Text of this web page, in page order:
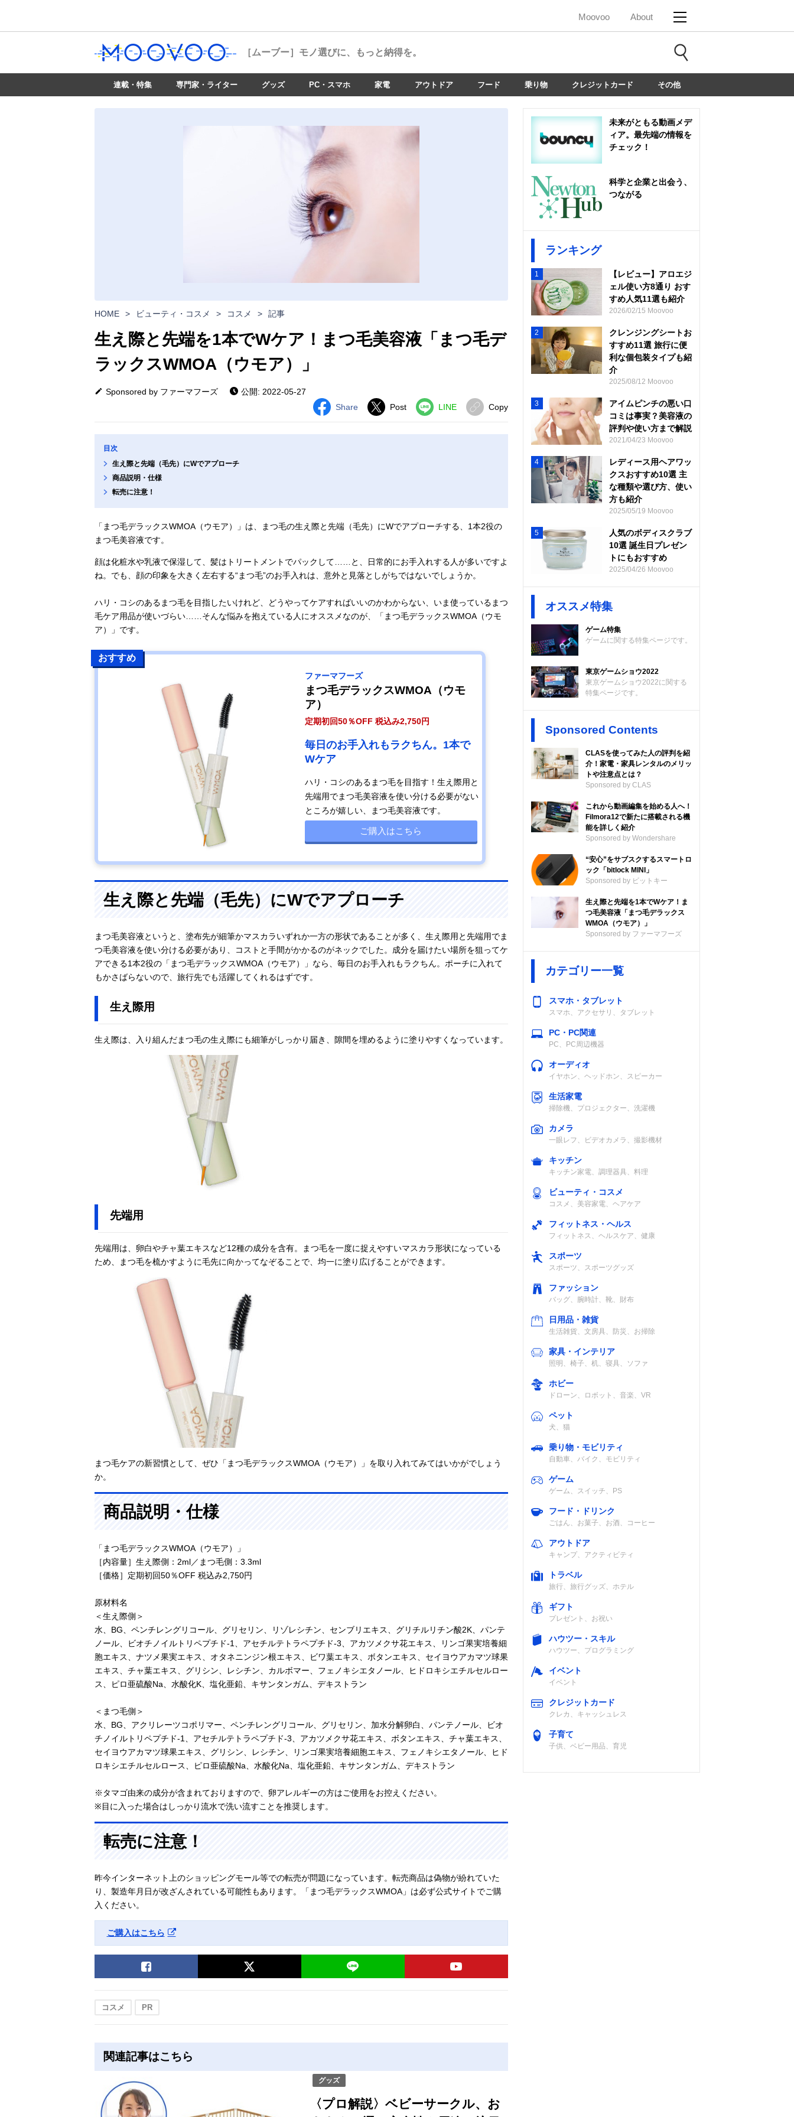
Moovoo About
［ムーブー］ モノ選びに、もっと納得を。
連載・特集 専門家・ライター グッズ PC・スマホ 家電 アウトドア フード 乗り物 クレジットカード その他
HOME > ビューティ・コスメ > コスメ > 記事
生え際と先端を1本でWケア！まつ毛美容液「まつ毛デ
ラックスWMOA（ウモア）」
Sponsored by ファーマフーズ
公開: 2022-05-27
Share
Post LINE Copy
目次
生え際と先端（毛先）にWでアプローチ
商品説明・仕様
転売に注意！
「まつ毛デラックスWMOA（ウモア）」は、まつ毛の生え際と先端（毛先）にWでアプローチする、1本2役の
まつ毛美容液です。
顔は化粧水や乳液で保湿して、髪はトリートメントでパックして……と、日常的にお手入れする人が多いですよ
ね。でも、顔の印象を大きく左右する“まつ毛”のお手入れは、意外と見落としがちではないでしょうか。
ハリ・コシのあるまつ毛を目指したいけれど、どうやってケアすればいいのかわからない、いま使っているまつ
毛ケア用品が使いづらい……そんな悩みを抱えている人にオススメなのが、「まつ毛デラックスWMOA（ウモ
ア）」です。
おすすめ
ファーマフーズ
まつ毛デラックスWMOA（ウモ
ア）
定期初回50％OFF 税込み2,750円
毎日のお手入れもラクちん。1本で
Wケア
ハリ・コシのあるまつ毛を目指す！生え際用と
先端用でまつ毛美容液を使い分ける必要がない
ところが嬉しい、まつ毛美容液です。
ご購入はこちら
生え際と先端（毛先）にWでアプローチ
まつ毛美容液というと、塗布先が細筆かマスカラいずれか一方の形状であることが多く、生え際用と先端用でま
つ毛美容液を使い分ける必要があり、コストと手間がかかるのがネックでした。成分を届けたい場所を狙ってケ
アできる1本2役の「まつ毛デラックスWMOA（ウモア）」なら、毎日のお手入れもラクちん。ポーチに入れて
もかさばらないので、旅行先でも活躍してくれるはずです。
生え際用
生え際は、入り組んだまつ毛の生え際にも細筆がしっかり届き、隙間を埋めるように塗りやすくなっています。
先端用
先端用は、卵白やチャ葉エキスなど12種の成分を含有。まつ毛を一度に捉えやすいマスカラ形状になっている
ため、まつ毛を梳かすように毛先に向かってなぞることで、均一に塗り広げることができます。
まつ毛ケアの新習慣として、ぜひ「まつ毛デラックスWMOA（ウモア）」を取り入れてみてはいかがでしょう
か。
商品説明・仕様
「まつ毛デラックスWMOA（ウモア）」
［内容量］生え際側：2ml／まつ毛側：3.3ml
［価格］定期初回50％OFF 税込み2,750円
原材料名
＜生え際側＞
水、BG、ペンチレングリコール、グリセリン、リゾレシチン、センブリエキス、グリチルリチン酸2K、パンテ
ノール、ビオチノイルトリペプチド-1、アセチルテトラペプチド-3、アカツメクサ花エキス、リンゴ果実培養細
胞エキス、ナツメ果実エキス、オタネニンジン根エキス、ビワ葉エキス、ボタンエキス、セイヨウアカマツ球果
エキス、チャ葉エキス、グリシン、レシチン、カルボマー、フェノキシエタノール、ヒドロキシエチルセルロー
ス、ピロ亜硫酸Na、水酸化K、塩化亜鉛、キサンタンガム、デキストラン
＜まつ毛側＞
水、BG、アクリレーツコポリマー、ペンチレングリコール、グリセリン、加水分解卵白、パンテノール、ビオ
チノイルトリペプチド-1、アセチルテトラペプチド-3、アカツメクサ花エキス、ボタンエキス、チャ葉エキス、
セイヨウアカマツ球果エキス、グリシン、レシチン、リンゴ果実培養細胞エキス、フェノキシエタノール、ヒド
ロキシエチルセルロース、ピロ亜硫酸Na、水酸化Na、塩化亜鉛、キサンタンガム、デキストラン
※タマゴ由来の成分が含まれておりますので、卵アレルギーの方はご使用をお控えください。
※目に入った場合はしっかり流水で洗い流すことを推奨します。
転売に注意！
昨今インターネット上のショッピングモール等での転売が問題になっています。転売商品は偽物が紛れていた
り、製造年月日が改ざんされている可能性もあります。「まつ毛デラックスWMOA」は必ず公式サイトでご購
入ください。
ご購入はこちら
コスメ PR
関連記事はこちら
グッズ
〈プロ解説〉ベビーサークル、お
未来がともる動画メデ
ィア。最先端の情報を
チェック！
科学と企業と出会う、
つながる
ランキング
1
【レビュー】アロエジ
ェル使い方8通り おす
すめ人気11選も紹介
2026/02/15 Moovoo
2
クレンジングシートお
すすめ11選 旅行に便
利な個包装タイプも紹
介
2025/08/12 Moovoo
3
アイムピンチの悪い口
コミは事実？美容液の
評判や使い方まで解説
2021/04/23 Moovoo
4
レディース用ヘアワッ
クスおすすめ10選 主
な種類や選び方、使い
方も紹介
2025/05/19 Moovoo
5
人気のボディスクラブ
10選 誕生日プレゼン
トにもおすすめ
2025/04/26 Moovoo
オススメ特集
ゲーム特集
ゲームに関する特集ページです。
東京ゲームショウ2022
東京ゲームショウ2022に関する
特集ページです。
Sponsored Contents
CLASを使ってみた人の評判を紹
介！家電・家具レンタルのメリッ
トや注意点とは？
Sponsored by CLAS
これから動画編集を始める人へ！
Filmora12で新たに搭載される機
能を詳しく紹介
Sponsored by Wondershare
“安心”をサブスクするスマートロ
ック「bitlock MINI」
Sponsored by ビットキー
生え際と先端を1本でWケア！ま
つ毛美容液「まつ毛デラックス
WMOA（ウモア）」
Sponsored by ファーマフーズ
カテゴリー一覧
スマホ・タブレット
スマホ、アクセサリ、タブレット
PC・PC関連
PC、PC周辺機器
オーディオ
イヤホン、ヘッドホン、スピーカー
生活家電
掃除機、プロジェクター、洗濯機
カメラ
一眼レフ、ビデオカメラ、撮影機材
キッチン
キッチン家電、調理器具、料理
ビューティ・コスメ
コスメ、美容家電、ヘアケア
フィットネス・ヘルス
フィットネス、ヘルスケア、健康
スポーツ
スポーツ、スポーツグッズ
ファッション
バッグ、腕時計、靴、財布
日用品・雑貨
生活雑貨、文房具、防災、お掃除
家具・インテリア
照明、椅子、机、寝具、ソファ
ホビー
ドローン、ロボット、音楽、VR
ペット
犬、猫
乗り物・モビリティ
自動車、バイク、モビリティ
ゲーム
ゲーム、スイッチ、PS
フード・ドリンク
ごはん、お菓子、お酒、コーヒー
アウトドア
キャンプ、アクティビティ
トラベル
旅行、旅行グッズ、ホテル
ギフト
プレゼント、お祝い
ハウツー・スキル
ハウツー、プログラミング
イベント
イベント
クレジットカード
クレカ、キャッシュレス
子育て
子供、ベビー用品、育児